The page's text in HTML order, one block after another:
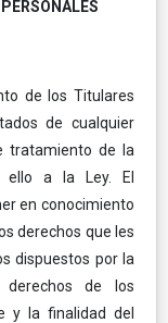
de los Titulares
de cualquier
tratamiento de la
ello a la Ley. El
en conocimiento
derechos que les
dispuestos por la
de los
y la finalidad del